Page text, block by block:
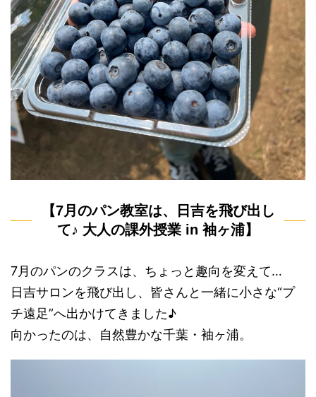
【7月のパン教室は、日吉を飛び出し
て♪ 大人の課外授業 in 袖ヶ浦】
7月のパンのクラスは、ちょっと趣向を変えて…
日吉サロンを飛び出し、皆さんと一緒に小さな“プ
チ遠足”へ出かけてきました♪
向かったのは、自然豊かな千葉・袖ヶ浦。